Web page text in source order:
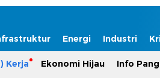
Energi Industri
Kerja Ekonomi Hijau Info